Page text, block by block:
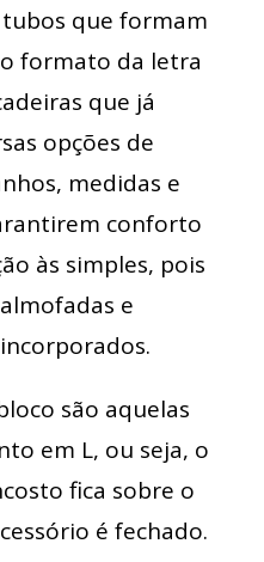
que formam
formato da letra
que já
opções de
medidas e
conforto
às simples, pois
e
são aquelas
em L, ou seja, o
fica sobre o
é fechado.